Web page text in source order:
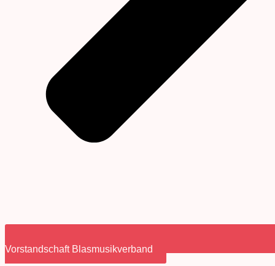
Vorstandschaft Blasmusikverband